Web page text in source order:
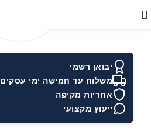
יבואן רשמי
משלוח עד חמישה ימי עסקים
אחריות מקיפה
ייעוץ מקצועי